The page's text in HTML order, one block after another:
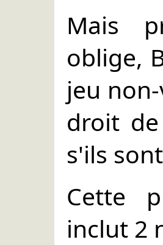
Mais
oblige,
jeu
droit
s'ils
Cette
inclut 2